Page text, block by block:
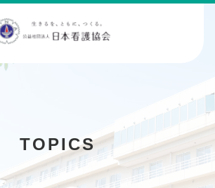
TOPICS